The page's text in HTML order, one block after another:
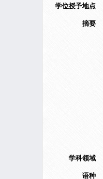
学位授予地点
摘要
学科领域
语种